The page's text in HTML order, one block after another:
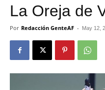
La Oreja de
Por Redacción GenteAF - May 12,